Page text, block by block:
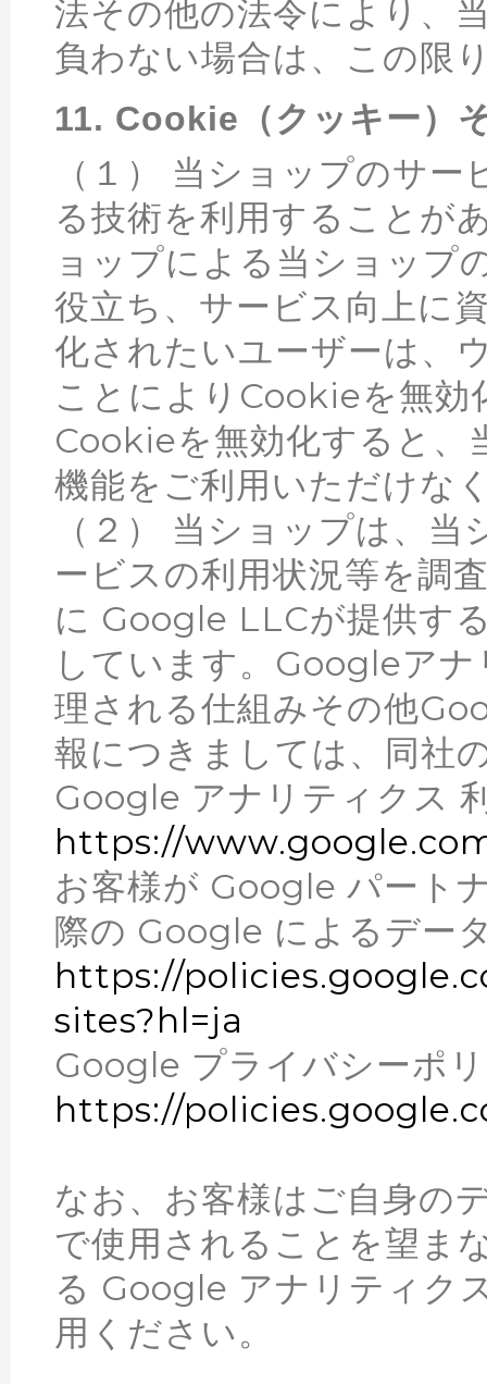
法その他の法令により、
負わない場合は、この限
11. Cookie（クッキー）
（１） 当ショップのサ
る技術を利用することが
ョップによる当ショップ
役立ち、サービス向上に
化されたいユーザーは、
ことによりCookieを無効
Cookieを無効化すると、
機能をご利用いただけな
（２） 当ショップは、
ービスの利用状況等を調
に Google LLCが提供す
しています。Googleア
理される仕組みその他
報につきましては、同社
Google アナリティクス
https://
お客様が Google パート
際の Google によるデー
https://
sites?hl=ja
Google プライバシーポ
https://
なお、お客様はご自身の
で使用されることを望ま
る Google アナリティク
用ください。